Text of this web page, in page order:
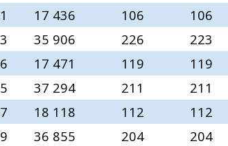
17 436 106 106
35 906 226 223
17 471 119 119
37 294 211 211
18 118 112 112
36 855 204 204